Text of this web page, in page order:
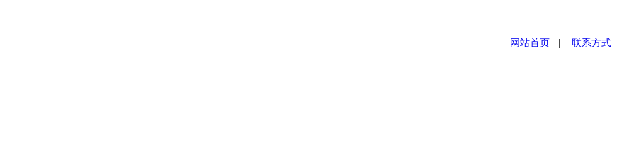
网站首页 联系方式